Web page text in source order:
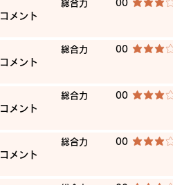
​総合力 00 average rating is 3 out
​コメント
​総合力 00 average rating is 3 out
​コメント
​総合力 00 average rating is 3 out
​コメント
​総合力 00 average rating is 3 out
​コメント